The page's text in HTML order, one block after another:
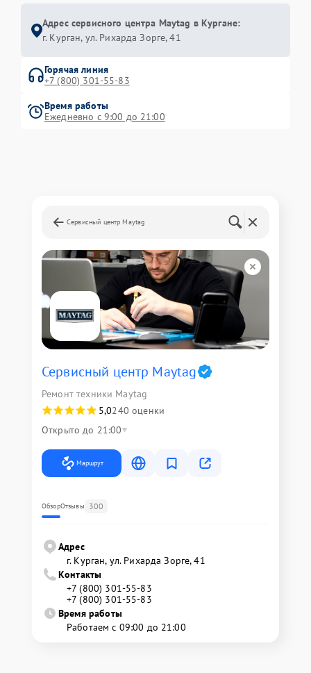
Адрес сервисного центра Maytag в Кургане:
г. Курган, ул. Рихарда Зорге, 41
Горячая линия
+7 (800) 301-55-83
Время работы
Ежедневно с 9:00 до 21:00
Сервисный центр Maytag
Сервисный центр Maytag
Ремонт техники Maytag
5,0240 оценки
Открыто до 21:00
Маршрут
ОбзорОтзывы 300
Адрес
г. Курган, ул. Рихарда Зорге, 41
Контакты
+7 (800) 301-55-83
+7 (800) 301-55-83
Время работы
Работаем с 09:00 до 21:00